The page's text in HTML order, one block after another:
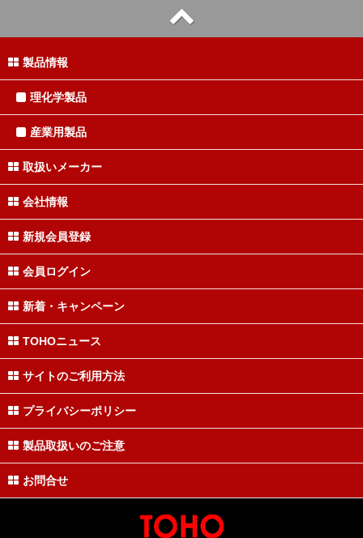
製品情報
理化学製品
産業用製品
取扱いメーカー
会社情報
新規会員登録
会員ログイン
新着・キャンペーン
TOHOニュース
サイトのご利用方法
プライバシーポリシー
製品取扱いのご注意
お問合せ